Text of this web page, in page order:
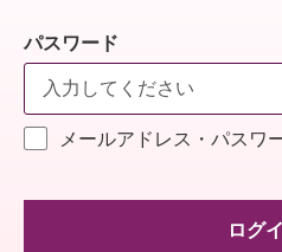
パスワード
メールアドレス・パスワ
ログ